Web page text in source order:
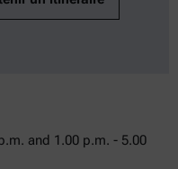
and 1.00 p.m. - 5.00